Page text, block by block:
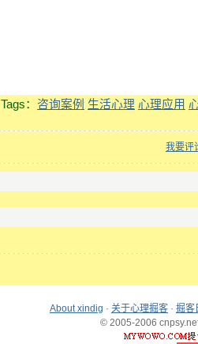
Tags： 咨询案例 生活心理 心理应用
我要评
About xindig · 关于心理掘客 · 掘客
© 2005-2006